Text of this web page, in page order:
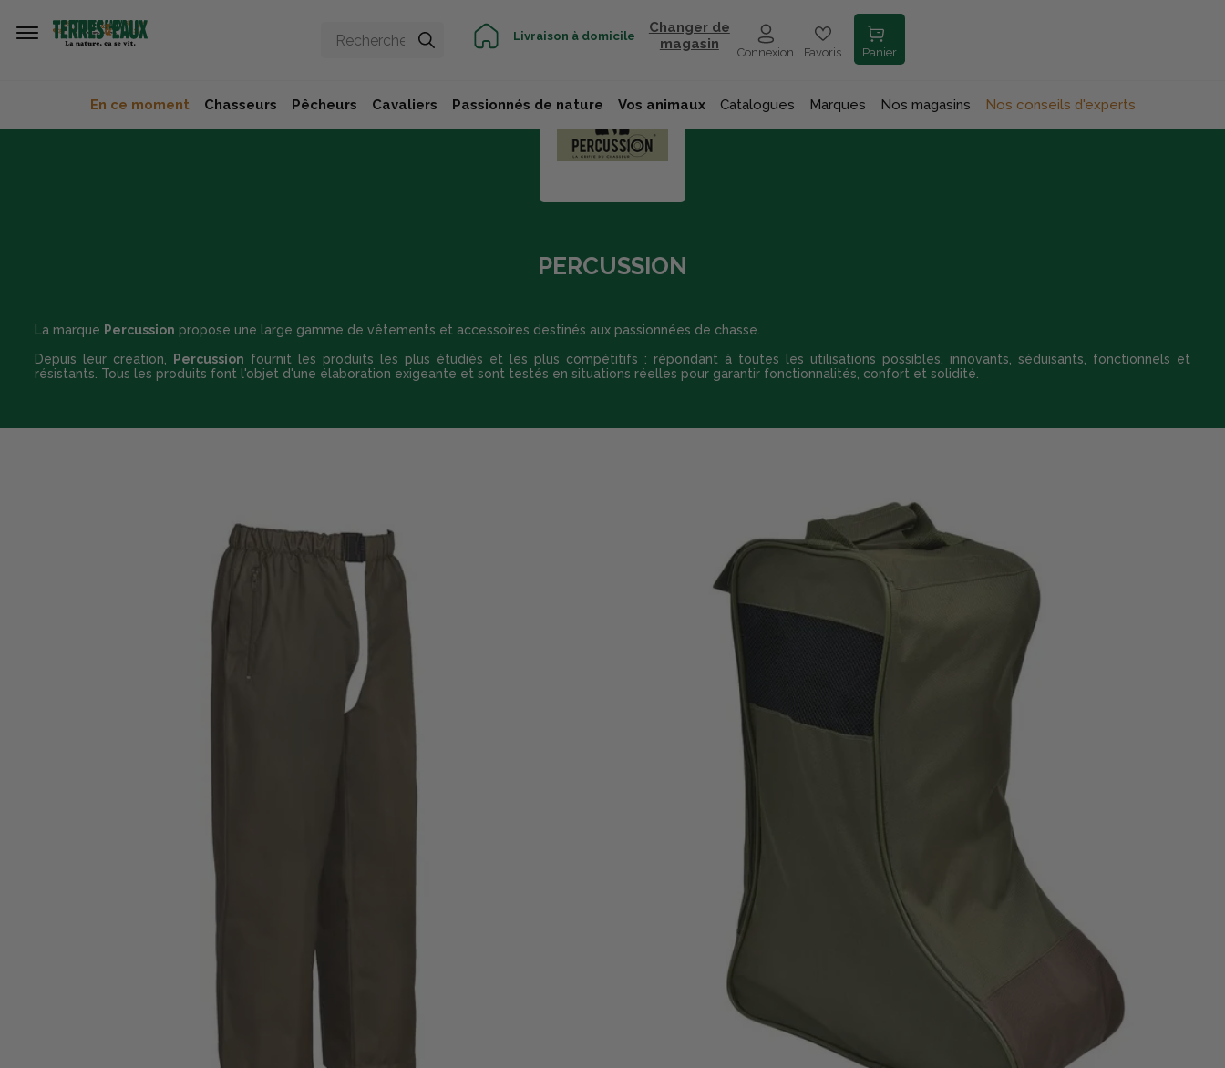
Livraison à domicile
Changer de
magasin
Connexion Favoris Panier
En ce moment Chasseurs Pêcheurs Cavaliers Passionnés de nature Vos animaux Catalogues Marques Nos magasins Nos conseils d'experts
PERCUSSION
La marque Percussion propose une large gamme de vêtements et accessoires destinés aux passionnées de chasse.
Depuis leur création,
Percussion fournit les produits les plus étudiés et les plus compétitifs : répondant à toutes les utilisations possibles, innovants, séduisants, fonctionnels et
résistants. Tous les produits font l'objet d'une élaboration exigeante et sont testés en situations réelles pour garantir fonctionnalités, confort et solidité.